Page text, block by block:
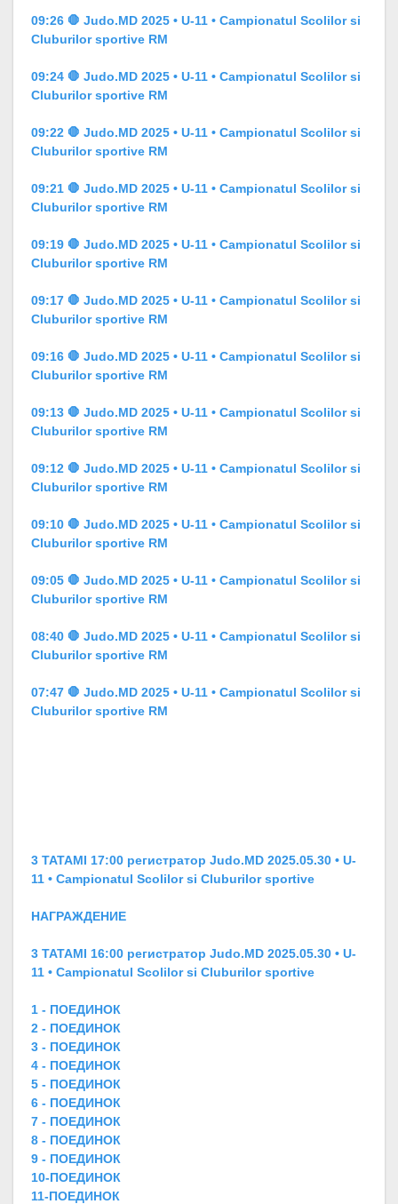
09:26 🛑 Judo.MD 2025 • U-11 • Campionatul Scolilor si
Cluburilor sportive RM
09:24 🛑 Judo.MD 2025 • U-11 • Campionatul Scolilor si
Cluburilor sportive RM
09:22 🛑 Judo.MD 2025 • U-11 • Campionatul Scolilor si
Cluburilor sportive RM
09:21 🛑 Judo.MD 2025 • U-11 • Campionatul Scolilor si
Cluburilor sportive RM
09:19 🛑 Judo.MD 2025 • U-11 • Campionatul Scolilor si
Cluburilor sportive RM
09:17 🛑 Judo.MD 2025 • U-11 • Campionatul Scolilor si
Cluburilor sportive RM
09:16 🛑 Judo.MD 2025 • U-11 • Campionatul Scolilor si
Cluburilor sportive RM
09:13 🛑 Judo.MD 2025 • U-11 • Campionatul Scolilor si
Cluburilor sportive RM
09:12 🛑 Judo.MD 2025 • U-11 • Campionatul Scolilor si
Cluburilor sportive RM
09:10 🛑 Judo.MD 2025 • U-11 • Campionatul Scolilor si
Cluburilor sportive RM
09:05 🛑 Judo.MD 2025 • U-11 • Campionatul Scolilor si
Cluburilor sportive RM
08:40 🛑 Judo.MD 2025 • U-11 • Campionatul Scolilor si
Cluburilor sportive RM
07:47 🛑 Judo.MD 2025 • U-11 • Campionatul Scolilor si
Cluburilor sportive RM
3 TATAMI 17:00 регистратор Judo.MD 2025.05.30 • U-
11 • Campionatul Scolilor si Cluburilor sportive
НАГРАЖДЕНИЕ
3 TATAMI 16:00 регистратор Judo.MD 2025.05.30 • U-
11 • Campionatul Scolilor si Cluburilor sportive
1 - ПОЕДИНОК
2 - ПОЕДИНОК
3 - ПОЕДИНОК
4 - ПОЕДИНОК
5 - ПОЕДИНОК
6 - ПОЕДИНОК
7 - ПОЕДИНОК
8 - ПОЕДИНОК
9 - ПОЕДИНОК
10-ПОЕДИНОК
11-ПОЕДИНОК